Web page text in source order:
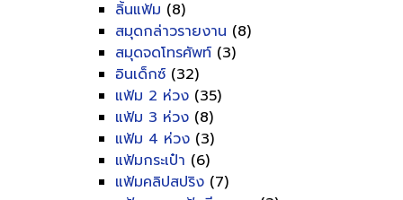
ลิ้นแฟ้ม (8)
สมุดกล่าวรายงาน (8)
สมุดจดโทรศัพท์ (3)
อินเด็กซ์ (32)
แฟ้ม 2 ห่วง (35)
แฟ้ม 3 ห่วง (8)
แฟ้ม 4 ห่วง (3)
แฟ้มกระเป๋า (6)
แฟ้มคลิปสปริง (7)